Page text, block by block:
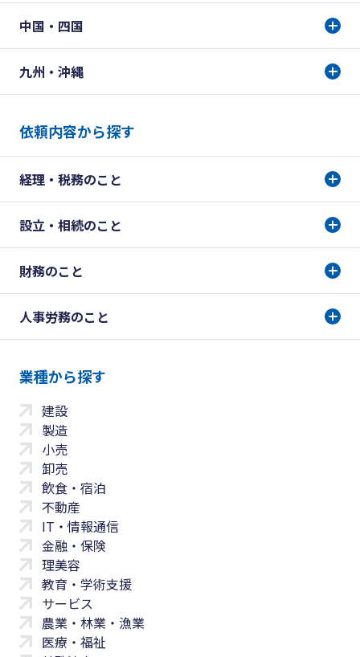
中国・四国
九州・沖縄
依頼内容から探す
経理・税務のこと
設立・相続のこと
財務のこと
人事労務のこと
業種から探す
建設
製造
小売
卸売
飲食・宿泊
不動産
IT・情報通信
金融・保険
理美容
教育・学術支援
サービス
農業・林業・漁業
医療・福祉